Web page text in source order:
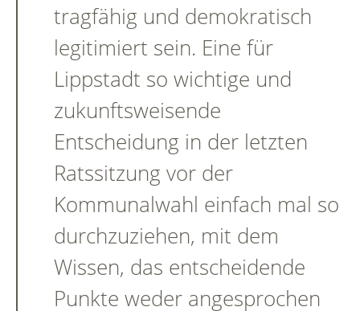
tragfähig und demokratisch
legitimiert sein. Eine für
Lippstadt so wichtige und
zukunftsweisende
Entscheidung in der letzten
Ratssitzung vor der
Kommunalwahl einfach mal so
durchzuziehen, mit dem
Wissen, das entscheidende
Punkte weder angesprochen